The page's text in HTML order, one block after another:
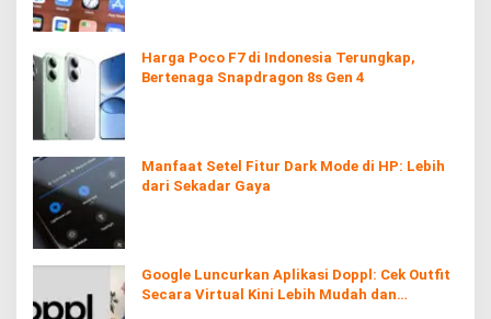
Harga Poco F7 di Indonesia Terungkap,
Bertenaga Snapdragon 8s Gen 4
Manfaat Setel Fitur Dark Mode di HP: Lebih
dari Sekadar Gaya
Google Luncurkan Aplikasi Doppl: Cek Outfit
Secara Virtual Kini Lebih Mudah dan